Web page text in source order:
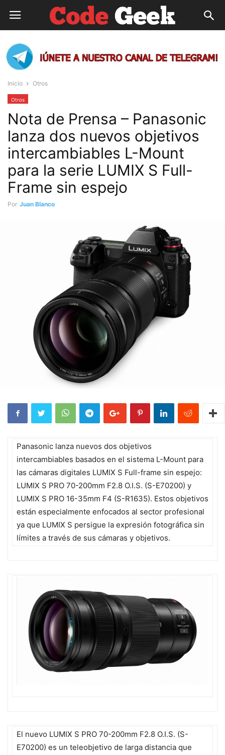
Inicio Otros
Otros
Nota de Prensa – Panasonic
lanza dos nuevos objetivos
intercambiables L-Mount
para la serie LUMIX S Full-
Frame sin espejo
Por Juan Blanco
Panasonic lanza nuevos dos objetivos
intercambiables basados en el sistema L-Mount para
las cámaras digitales LUMIX S Full-frame sin espejo:
LUMIX S PRO 70-200mm F2.8 O.I.S. (S-E70200) y
LUMIX S PRO 16-35mm F4 (S-R1635). Estos objetivos
están especialmente enfocados al sector profesional
ya que LUMIX S persigue la expresión fotográfica sin
límites a través de sus cámaras y objetivos.
El nuevo LUMIX S PRO 70-200mm F2.8 O.I.S. (S-
E70200) es un teleobjetivo de larga distancia que